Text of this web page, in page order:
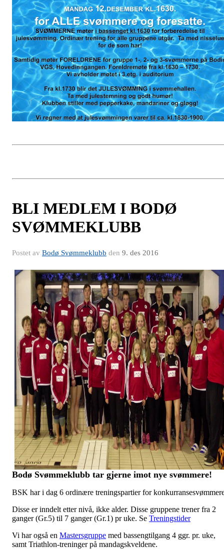
BLI MEDLEM I BODØ
SVØMMEKLUBB
Postet av Bodø Svømmeklubb den 9. des 2016
Bodø Svømmeklubb tar gjerne imot nye svømmere!
BSK har i dag 6 ordinære treningspartier for
Disse er inndelt etter nivå, ikke alder. Disse gruppene trener fra 2
ganger (Gr.5) til 7 ganger (Gr.1) pr uke. Se Treningstider
Vi har også en Mastersgruppe med bassengtilgang 4 ggr. pr. uke,
samt Triathlon-treninger på mandagskveldene.